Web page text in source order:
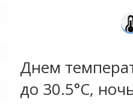
Днем
до 30.5°C,